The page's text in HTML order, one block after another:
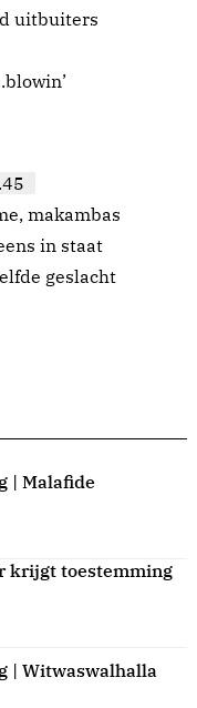
uitbuiters
makambas
in staat
geslacht
| Malafide
krijgt toestemming
| Witwaswalhalla